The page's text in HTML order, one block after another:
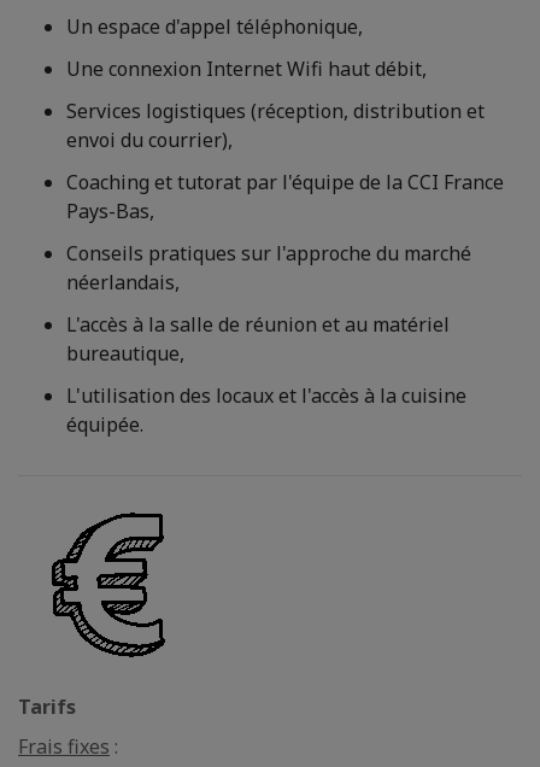
Un espace d'appel téléphonique,
Une connexion Internet Wifi haut débit,
Services logistiques (réception, distribution et
envoi du courrier),
Coaching et tutorat par l'équipe de la CCI France
Pays-Bas,
Conseils pratiques sur l'approche du marché
néerlandais,
L'accès à la salle de réunion et au matériel
bureautique,
L'utilisation des locaux et l'accès à la cuisine
équipée.
Tarifs
Frais fixes :